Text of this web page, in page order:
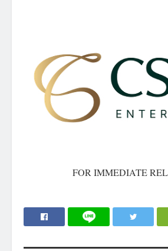
FOR IMMEDIATE